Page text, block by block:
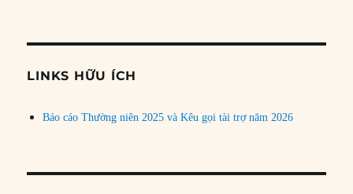
đề
LINKS HỮU ÍCH
Báo cáo Thường niên 2025 và Kêu gọi tài trợ năm 2026